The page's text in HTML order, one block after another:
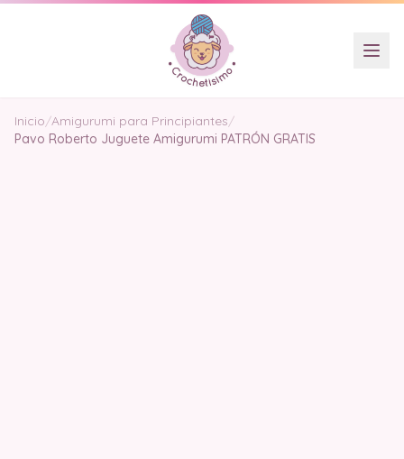
Inicio/Amigurumi para Principiantes/
Pavo Roberto Juguete Amigurumi PATRÓN GRATIS